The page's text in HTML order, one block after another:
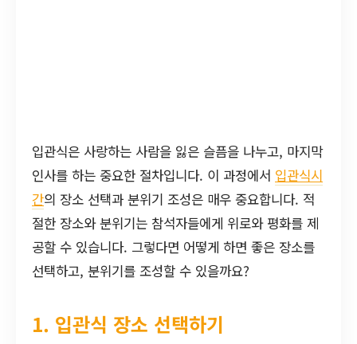
입관식은 사랑하는 사람을 잃은 슬픔을 나누고, 마지막
인사를 하는 중요한 절차입니다. 이 과정에서 입관식시
간의 장소 선택과 분위기 조성은 매우 중요합니다. 적
절한 장소와 분위기는 참석자들에게 위로와 평화를 제
공할 수 있습니다. 그렇다면 어떻게 하면 좋은 장소를
선택하고, 분위기를 조성할 수 있을까요?
1. 입관식 장소 선택하기